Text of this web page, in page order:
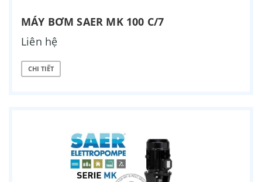
MÁY BƠM SAER MK 100 C/7
Liên hệ
CHI TIẾT